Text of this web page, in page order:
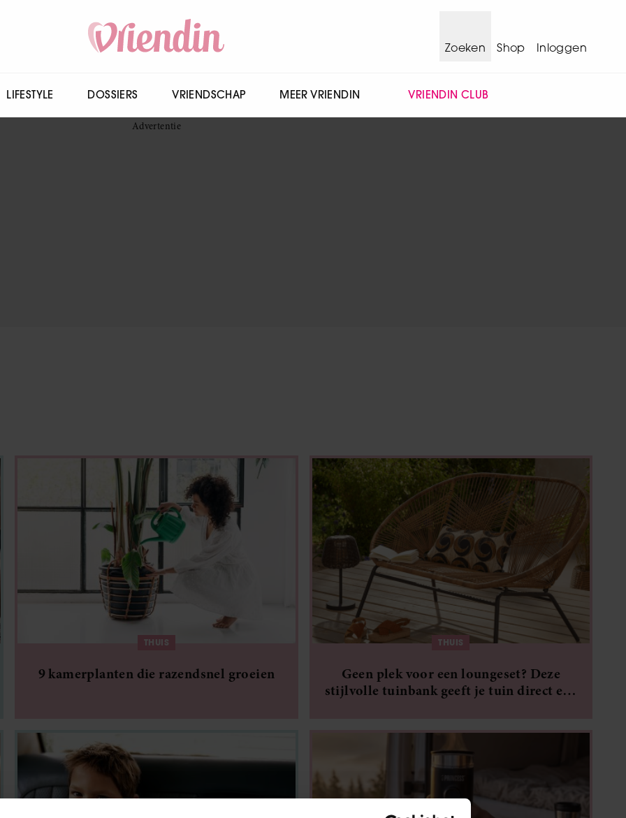
Zoeken
Shop Inloggen
LIFESTYLE DOSSIERS VRIENDSCHAP MEER VRIENDIN VRIENDIN CLUB
THUIS
9 kamerplanten die razendsnel groeien
THUIS
Geen plek voor een loungeset? Deze
stijlvolle tuinbank geeft je tuin direct een